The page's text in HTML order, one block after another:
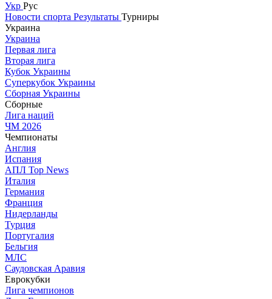
Укр Рус
Новости спорта Результаты Турниры
Украина
Украина
Первая лига
Вторая лига
Кубок Украины
Суперкубок Украины
Сборная Украины
Сборные
Лига наций
ЧМ 2026
Чемпионаты
Англия
Испания
АПЛ Top News
Италия
Германия
Франция
Нидерланды
Турция
Португалия
Бельгия
МЛС
Саудовская Аравия
Еврокубки
Лига чемпионов